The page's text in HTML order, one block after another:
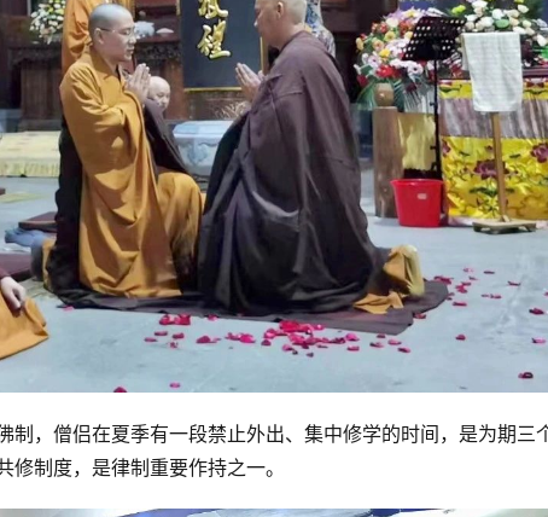
制，僧侣在夏季有一段禁止外出、集中修学的时间，是为期三
制度，是律制重要作持之一。